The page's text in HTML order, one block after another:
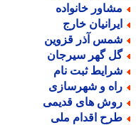
خانواده
خارج
آذر قزوین
گهر سیرجان
ثبت نام
و شهرسازی
های قدیمی
اقدام ملی